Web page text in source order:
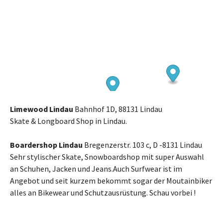
Limewood Lindau Bahnhof 1D, 88131 Lindau
Skate & Longboard Shop in Lindau.
Boardershop Lindau Bregenzerstr. 103 c, D -8131 Lindau
Sehr stylischer Skate, Snowboardshop mit super Auswahl
an Schuhen, Jacken und Jeans.Auch Surfwear ist im
Angebot und seit kurzem bekommt sogar der Moutainbiker
alles an Bikewear und Schutzausrüstung. Schau vorbei !